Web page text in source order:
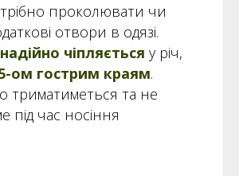
проколювати чи
отвори в одязі.
чіпляється у річ,
ом гострим краям.
триматиметься та не
під час носіння